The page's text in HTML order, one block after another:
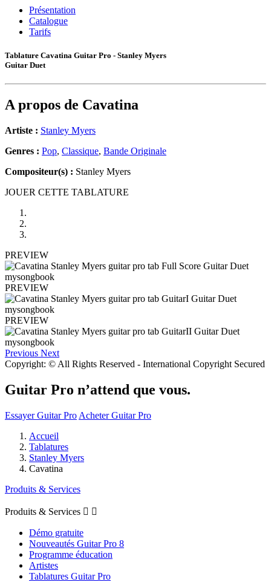
Présentation
Catalogue
Tarifs
Tablature Cavatina Guitar Pro - Stanley Myers
Guitar Duet
A propos de Cavatina
Artiste : Stanley Myers
Genres : Pop, Classique, Bande Originale
Compositeur(s) : Stanley Myers
JOUER CETTE TABLATURE
PREVIEW
PREVIEW
PREVIEW
Previous Next
Copyright: © All Rights Reserved - International Copyright Secured
Guitar Pro n’attend que vous.
Essayer Guitar Pro Acheter Guitar Pro
Accueil
Tablatures
Stanley Myers
Cavatina
Produits & Services
Produits & Services  
Démo gratuite
Nouveautés Guitar Pro 8
Programme éducation
Artistes
Tablatures Guitar Pro